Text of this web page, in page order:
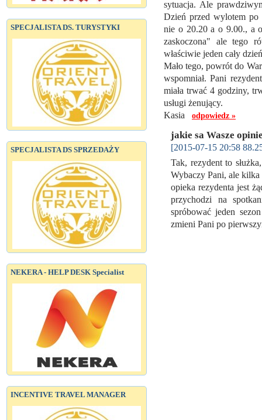
SPECJALISTA DS. TURYSTYKI
SPECJALISTA DS SPRZEDAŻY
NEKERA - HELP DESK Specialist
INCENTIVE TRAVEL MANAGER
sytuacja. Ale
Dzień przed wylotem po
nie o 20.20 a o 9.00., a
zaskoczona" ale tego
właściwie jeden cały
Mało tego, powrót do
wspomniał. Pani
miała trwać 4 godziny,
usługi żenujący.
Kasia odpowiedz »
jakie sa Wasze
[2015-07-15 20:58
Tak, rezydent to
Wybaczy Pani, ale kilka
opieka rezydenta jest
przychodzi na
spróbować jeden
zmieni Pani po